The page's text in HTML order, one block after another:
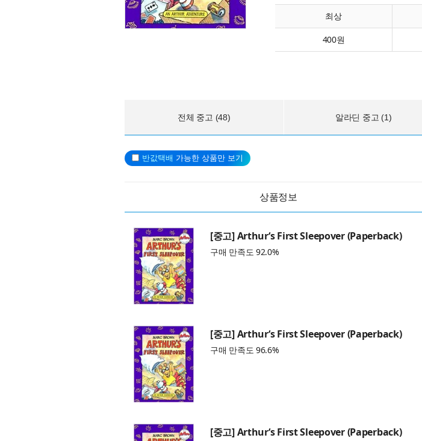
최상
400원
전체 중고 (48) 알라딘 중고 (1)
반값택배 가능한 상품만 보기
상품정보
[중고] Arthur‘s First Sleepover (Paperback)
구매 만족도 92.0%
[중고] Arthur‘s First Sleepover (Paperback)
구매 만족도 96.6%
[중고] Arthur‘s First Sleepover (Paperback)